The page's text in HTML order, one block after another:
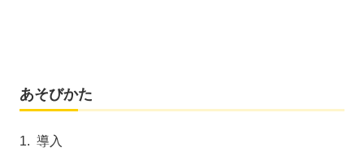
あそびかた
1. 導入